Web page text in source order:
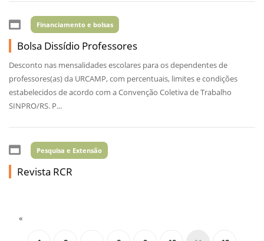
Financiamento e bolsas
Bolsa Dissídio Professores
Desconto nas mensalidades escolares para os dependentes de
professores(as) da URCAMP, com percentuais, limites e condições
estabelecidos de acordo com a Convenção Coletiva de Trabalho
SINPRO/RS. P...
Pesquisa e Extensão
Revista RCR
«